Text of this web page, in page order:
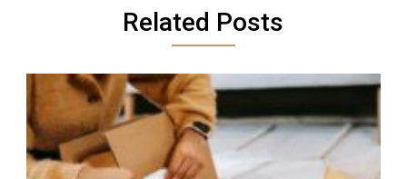
Related Posts